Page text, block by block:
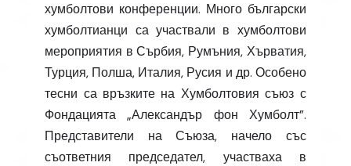
хумболтови конференции. Много български
хумболтианци са участвали в хумболтови
мероприятия в Сърбия, Румъния, Хърватия,
Турция, Полша, Италия, Русия и др. Особено
тесни са връзките на Хумболтовия съюз с
Фондацията „Александър фон Хумболт”.
Представители на Съюза, начело със
съответния председател, участваха в